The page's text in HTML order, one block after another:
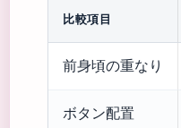
比較項目
前身頃の重なり
ボタン配置